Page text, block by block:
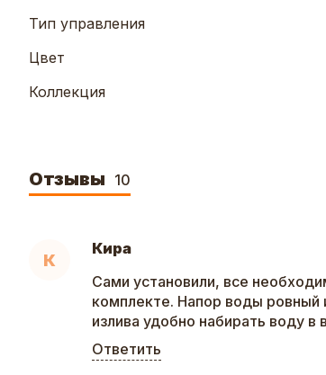
Тип управления
Цвет
Коллекция
Отзывы 10
К
Кира
Сами установили, все
комплекте. Напор воды ровный
излива удобно набирать воду в
Ответить